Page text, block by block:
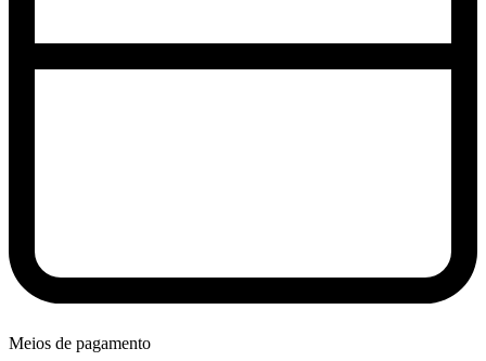
Meios de pagamento